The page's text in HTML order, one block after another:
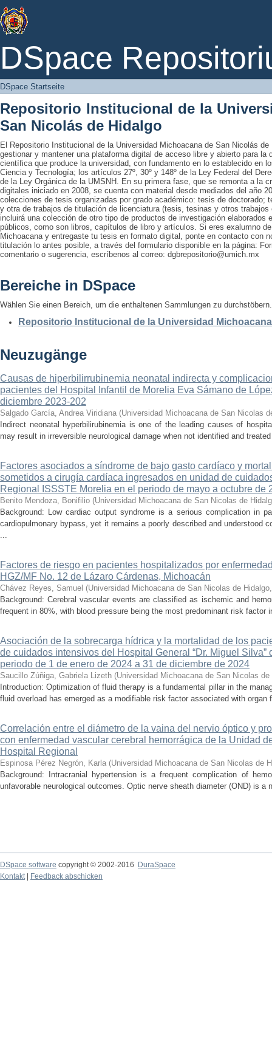
DSpace
DSpace Startseite
DSpace Startseite
Repositorio Institucional de la
San Nicolás de Hidalgo
El Repositorio Institucional de la Universidad Michoacana de San Nicolás
gestionar y mantener una plataforma digital de acceso libre y abierto para la
científica que produce la universidad, con fundamento en lo establecido en
Ciencia y Tecnología; los artículos 27º, 30º y 148º de la Ley Federal del
de la Ley Orgánica de la UMSNH. En su primera fase, que se remonta a la
digitales iniciado en 2008, se cuenta con material desde mediados del año
colecciones de tesis organizadas por grado académico: tesis de doctorado;
y otra de trabajos de titulación de licenciatura (tesis, tesinas y otros
incluirá una colección de otro tipo de productos de investigación elaborados
públicos, como son libros, capítulos de libro y artículos. Si eres exalumno
Michoacana y entregaste tu tesis en formato digital, ponte en contacto con
titulación lo antes posible, a través del formulario disponible en la página:
comentario o sugerencia, escríbenos al correo: dgbrepositorio@umich.mx
Bereiche in DSpace
Wählen Sie einen Bereich, um die enthaltenen Sammlungen zu durchstöbern.
Repositorio Institucional de la Universidad
Neuzugänge
Causas de hiperbilirrubinemia neonatal indirecta y
pacientes del Hospital Infantil de Morelia Eva Sámano de
diciembre 2023-202
Salgado García, Andrea Viridiana (Universidad Michoacana de San Nicolas
Indirect neonatal hyperbilirubinemia is one of the leading causes of
may result in irreversible neurological damage when not identified and
Factores asociados a síndrome de bajo gasto cardíaco y
sometidos a cirugía cardíaca ingresados en unidad de
Regional ISSSTE Morelia en el periodo de mayo a octubre de
Benito Mendoza, Bonifilio (Universidad Michoacana de San Nicolas de
Background: Low cardiac output syndrome is a serious complication in
cardiopulmonary bypass, yet it remains a poorly described and understood
...
Factores de riesgo en pacientes hospitalizados por
HGZ/MF No. 12 de Lázaro Cárdenas, Michoacán
Chávez Reyes, Samuel (Universidad Michoacana de San Nicolas de Hidalgo
Background: Cerebral vascular events are classified as ischemic and
frequent in 80%, with blood pressure being the most predominant risk factor
Asociación de la sobrecarga hídrica y la mortalidad de los
de cuidados intensivos del Hospital General “Dr. Miguel
periodo de 1 de enero de 2024 a 31 de diciembre de 2024
Saucillo Zúñiga, Gabriela Lizeth (Universidad Michoacana de San Nicolas de
Introduction: Optimization of fluid therapy is a fundamental pillar in the
fluid overload has emerged as a modifiable risk factor associated with organ
Correlación entre el diámetro de la vaina del nervio óptico y
con enfermedad vascular cerebral hemorrágica de la Unidad
Hospital Regional
Espinosa Pérez Negrón, Karla (Universidad Michoacana de San Nicolas de
Background: Intracranial hypertension is a frequent complication of
unfavorable neurological outcomes. Optic nerve sheath diameter (OND) is a
DSpace software copyright © 2002-2016
DuraSpace
Kontakt| Feedback abschicken